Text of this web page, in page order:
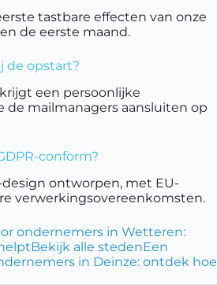
tastbare effecten van onze
de eerste maand.
de opstart?
een persoonlijke
de mailmanagers aansluiten op
conform?
design ontworpen, met EU-
verwerkingsovereenkomsten.
ondernemers in Wetteren:
Bekijk alle stedenEen
in Deinze: ontdek hoe